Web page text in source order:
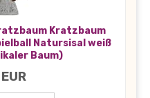
Kratzbaum
Natursisal weiß
Baum)